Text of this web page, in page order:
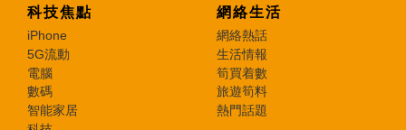
科技焦點
iPhone
5G流動
電腦
數碼
智能家居
網絡生活
網絡熱話
生活情報
筍買着數
旅遊筍料
熱門話題